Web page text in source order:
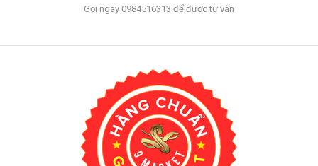
Gọi ngay 0984516313 để được tư vấn